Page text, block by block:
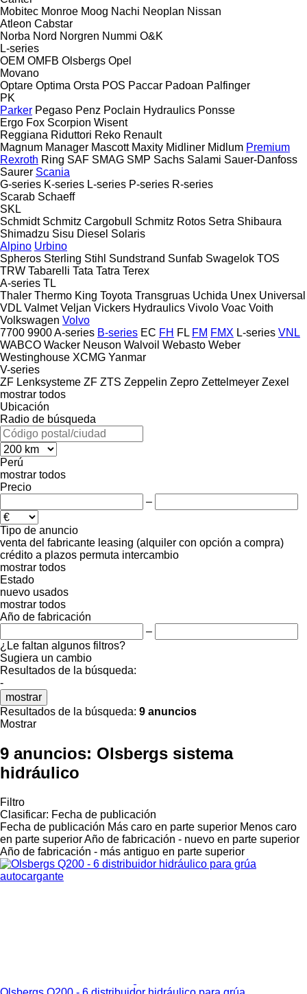
Mobitec Monroe Moog Nachi Neoplan Nissan
Atleon Cabstar
Norba Nord Norgren Nummi O&K
L-series
OEM OMFB Olsbergs Opel
Movano
Optare Optima Orsta POS Paccar Padoan Palfinger
PK
Parker Pegaso Penz Poclain Hydraulics Ponsse
Ergo Fox Scorpion Wisent
Reggiana Riduttori Reko Renault
Magnum Manager Mascott Maxity Midliner Midlum Premium
Rexroth Ring SAF SMAG SMP Sachs Salami Sauer-Danfoss
Saurer Scania
G-series K-series L-series P-series R-series
Scarab Schaeff
SKL
Schmidt Schmitz Cargobull Schmitz Rotos Setra Shibaura
Shimadzu Sisu Diesel Solaris
Alpino Urbino
Spheros Sterling Stihl Sundstrand Sunfab Swagelok TOS
TRW Tabarelli Tata Tatra Terex
A-series TL
Thaler Thermo King Toyota Transgruas Uchida Unex Universal
VDL Valmet Veljan Vickers Hydraulics Vivolo Voac Voith
Volkswagen Volvo
7700 9900A-series B-series EC FH FL FM FMX L-series VNL
WABCO Wacker Neuson Walvoil Webasto Weber
Westinghouse XCMG Yanmar
V-series
ZF Lenksysteme ZF ZTS Zeppelin Zepro Zettelmeyer Zexel
mostrar todos
Ubicación
Radio de búsqueda
Perú
mostrar todos
Precio
–
Tipo de anuncio
venta del fabricante leasing (alquiler con opción a compra)
crédito a plazos permuta intercambio
mostrar todos
Estado
nuevo usados
mostrar todos
Año de fabricación
–
¿Le faltan algunos filtros?
Sugiera un cambio
Resultados de la búsqueda:
-
mostrar
Resultados de la búsqueda: 9 anuncios
Mostrar
9 anuncios: Olsbergs sistema
hidráulico
Filtro
Clasificar: Fecha de publicación
Fecha de publicación Más caro en parte superior Menos caro
en parte superiorAño de fabricación - nuevo en parte superior
Año de fabricación - más antiguo en parte superior